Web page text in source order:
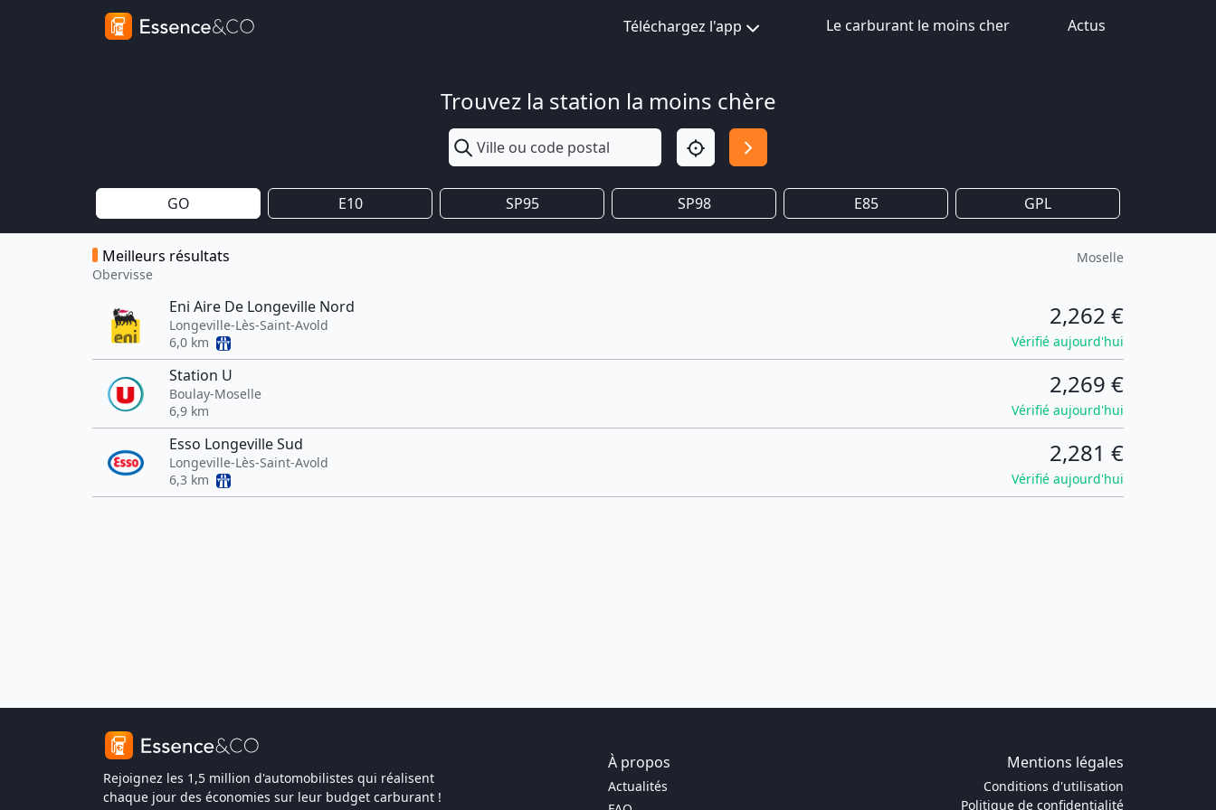
Téléchargez l'app Le carburant le moins cher Actus
Trouvez la station la moins chère
GO E10 SP95 SP98 E85 GPL
Meilleurs résultats
Obervisse
Moselle
Eni Aire De Longeville Nord
Longeville-Lès-Saint-Avold
6,0 km
2,262 €
Vérifié aujourd'hui
Station U
Boulay-Moselle
6,9 km
2,269 €
Vérifié aujourd'hui
Esso Longeville Sud
Longeville-Lès-Saint-Avold
6,3 km
2,281 €
Vérifié aujourd'hui
Rejoignez les 1,5 million d'automobilistes qui réalisent
chaque jour des économies sur leur budget carburant !
À propos Mentions légales
Actualités
Conditions d'utilisation
Politique de confidentialité